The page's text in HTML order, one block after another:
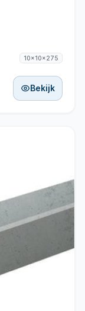
10x10x275
Bekijk